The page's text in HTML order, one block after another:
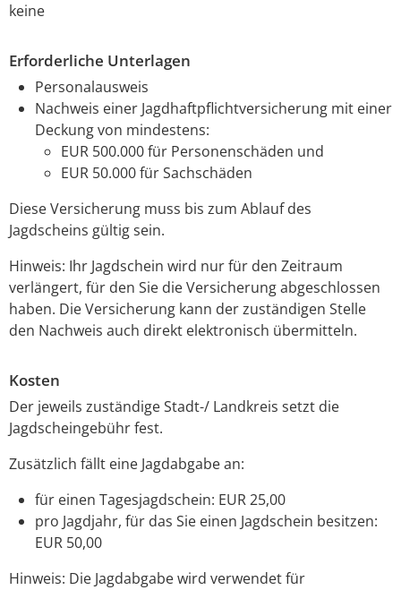
keine
Erforderliche Unterlagen
Personalausweis
Nachweis einer Jagdhaftpflichtversicherung mit einer
Deckung von mindestens:
EUR 500.000 für Personenschäden und
EUR 50.000 für Sachschäden
Diese Versicherung muss bis zum Ablauf des
Jagdscheins gültig sein.
Hinweis: Ihr Jagdschein wird nur für den Zeitraum
verlängert, für den Sie die Versicherung abgeschlossen
haben. Die Versicherung kann der zuständigen Stelle
den Nachweis auch direkt elektronisch übermitteln.
Kosten
Der jeweils zuständige Stadt-/ Landkreis setzt die
Jagdscheingebühr fest.
Zusätzlich fällt eine Jagdabgabe an:
für einen Tagesjagdschein: EUR 25,00
pro Jagdjahr, für das Sie einen Jagdschein besitzen:
EUR 50,00
Hinweis: Die Jagdabgabe wird verwendet für